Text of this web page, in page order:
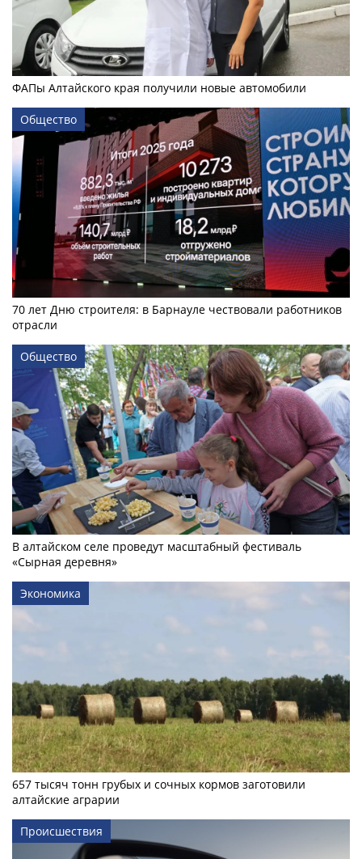
ФАПы Алтайского края получили новые автомобили
Общество
70 лет Дню строителя: в Барнауле чествовали работников
отрасли
Общество
В алтайском селе проведут масштабный фестиваль
«Сырная деревня»
Экономика
657 тысяч тонн грубых и сочных кормов заготовили
алтайские аграрии
Происшествия